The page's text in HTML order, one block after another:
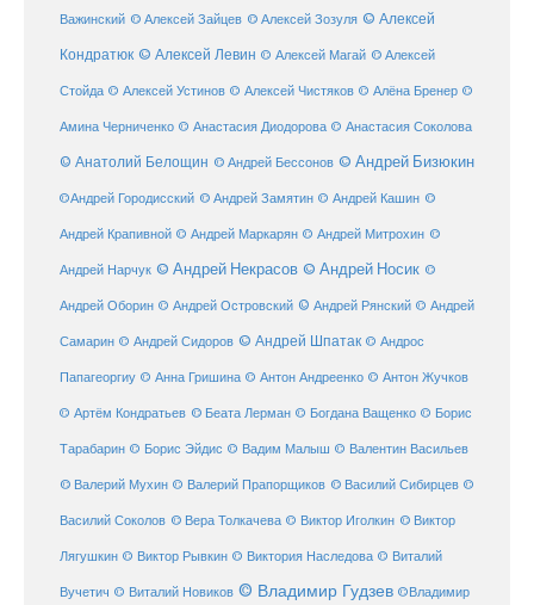
Важинский © Алексей Зайцев © Алексей Зозуля © Алексей
Кондратюк © Алексей Левин © Алексей Магай © Алексей
Стойда © Алексей Устинов © Алексей Чистяков © Алёна Бренер ©
Амина Черниченко © Анастасия Диодорова © Анастасия Соколова
© Анатолий Белощин © Андрей Бессонов © Андрей Бизюкин
©Андрей Городисский © Андрей Замятин © Андрей Кашин ©
Андрей Крапивной © Андрей Маркарян © Андрей Митрохин ©
Андрей Нарчук © Андрей Некрасов © Андрей Носик ©
Андрей Оборин © Андрей Островский © Андрей Рянский © Андрей
Самарин © Андрей Сидоров © Андрей Шпатак © Андрос
Папагеоргиу © Анна Гришина © Антон Андреенко © Антон Жучков
© Артём Кондратьев © Беата Лерман © Богдана Ващенко © Борис
Тарабарин © Борис Эйдис © Вадим Малыш © Валентин Васильев
© Валерий Мухин © Валерий Прапорщиков © Василий Сибирцев ©
Василий Соколов © Вера Толкачева © Виктор Иголкин © Виктор
Лягушкин © Виктор Рывкин © Виктория Наследова © Виталий
Вучетич © Виталий Новиков © Владимир Гудзев ©Владимир